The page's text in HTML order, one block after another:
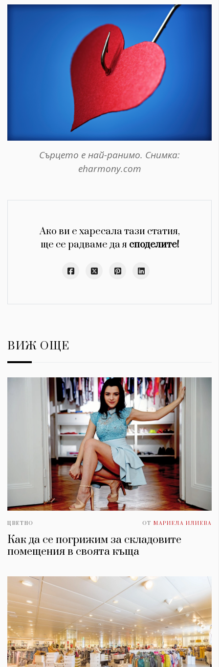
Сърцето е най-ранимо. Снимка:
eharmony.com
Ако ви е харесала тази статия,
ще се радваме да я споделите!
ВИЖ ОЩЕ
ЦВЕТНО ОТ МАРИЕЛА ИЛИЕВА
Как да се погрижим за складовите
помещения в своята къща